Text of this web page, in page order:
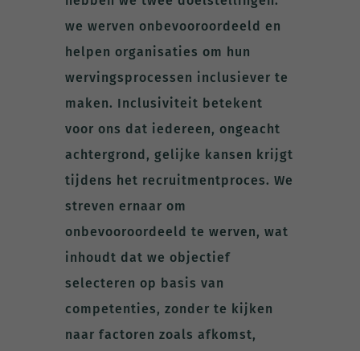
we werven onbevooroordeeld en
helpen organisaties om hun
wervingsprocessen inclusiever te
maken. Inclusiviteit betekent
voor ons dat iedereen, ongeacht
achtergrond, gelijke kansen krijgt
tijdens het recruitmentproces. We
streven ernaar om
onbevooroordeeld te werven, wat
inhoudt dat we objectief
selecteren op basis van
competenties, zonder te kijken
naar factoren zoals afkomst,